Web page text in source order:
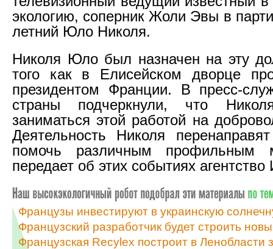
экологию, соперник Жоли Эвы в
летний Юло Николя.
Николя Юло был назначен на эту
того как в Елисейском дворце
президентом Франции. В пресс-
страны подчеркнули, что
заниматься этой работой на
Деятельность Николя
помочь различным профильным
передает об этих событиях
Французы инвестируют в украинскую
Французский разработчик будет строить
Французская Recylex построит в Ленобласти